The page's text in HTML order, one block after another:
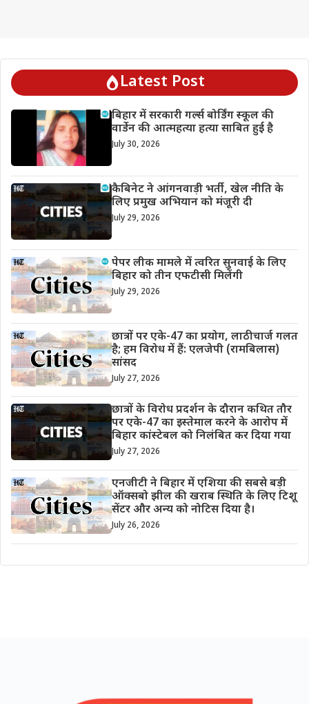
Latest Post
बिहार में सरकारी गर्ल्स बोर्डिंग स्कूल की
वार्डेन की आत्महत्या हत्या साबित हुई है
July 30, 2026
कैबिनेट ने आंगनवाड़ी भर्ती, खेल नीति के
लिए प्रमुख अभियान को मंजूरी दी
July 29, 2026
पेपर लीक मामले में त्वरित सुनवाई के लिए
बिहार को तीन एफटीसी मिलेंगी
July 29, 2026
छात्रों पर एके-47 का प्रयोग, लाठीचार्ज गलत
है; हम विरोध में हैं: एलजेपी (रामबिलास)
सांसद
July 27, 2026
छात्रों के विरोध प्रदर्शन के दौरान कथित तौर
पर एके-47 का इस्तेमाल करने के आरोप में
बिहार कांस्टेबल को निलंबित कर दिया गया
July 27, 2026
एनजीटी ने बिहार में एशिया की सबसे बड़ी
ऑक्सबो झील की खराब स्थिति के लिए टिशू
सेंटर और अन्य को नोटिस दिया है।
July 26, 2026